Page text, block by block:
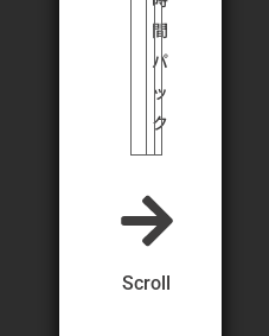
間
パ
ッ
ク
Scroll